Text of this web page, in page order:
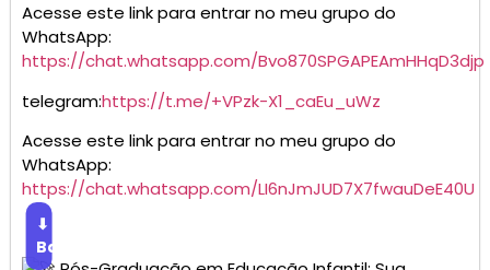
Acesse este link para entrar no meu grupo do
WhatsApp:
https://chat.whatsapp.com/Bvo870SPGAPEAmHHqD3djp
telegram:https://t.me/+VPzk-X1_caEu_uWz
Acesse este link para entrar no meu grupo do
WhatsApp:
https://chat.whatsapp.com/LI6nJmJUD7X7fwauDeE40U
⬇
Baixar